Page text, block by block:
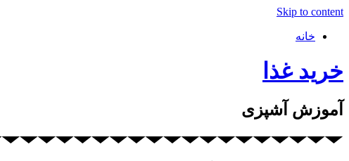
Skip to content
خانه
خرید غذا
آموزش آشپزی